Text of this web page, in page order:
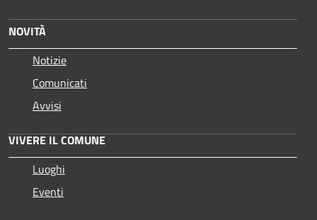
NOVITÀ
Notizie
Comunicati
Avvisi
VIVERE IL COMUNE
Luoghi
Eventi